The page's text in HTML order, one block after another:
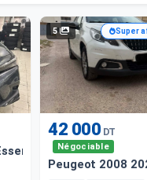
5 Super
42 000 DT
Négociable
Peugeot 2008